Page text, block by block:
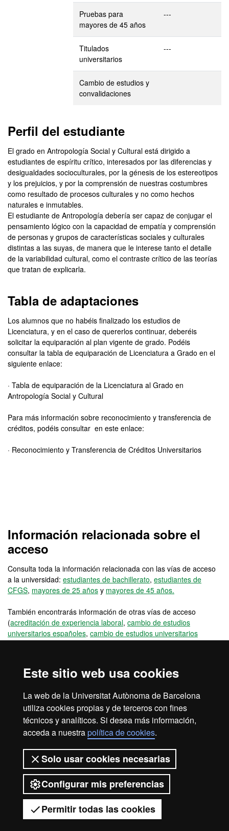
Este sitio web usa cookies
La web de la Universitat Autònoma de Barcelona
utiliza cookies propias y de terceros con fines
técnicos y analíticos. Si desea más información,
acceda a nuestrapolítica de cookies.
Solo usar cookies necesarias
Configurar mis preferencias
Permitir todas las cookies
Tienes dudas?
Pruebas para
mayores de 45 años
---
Titulados
universitarios
---
Cambio de estudios y
convalidaciones
Perfil del estudiante
El grado en Antropología Social y Cultural está dirigido a
estudiantes de espíritu crítico, interesados por las diferencias y
desigualdades socioculturales, por la génesis de los estereotipos
y los prejuicios, y por la comprensión de nuestras costumbres
como resultado de procesos culturales y no como hechos
naturales e inmutables.
El estudiante de Antropología debería ser capaz de conjugar el
pensamiento lógico con la capacidad de empatía y comprensión
de personas y grupos de características sociales y culturales
distintas a las suyas, de manera que le interese tanto el detalle
de la variabilidad cultural, como el contraste crítico de las teorías
que tratan de explicarla.
Tabla de adaptaciones
Los alumnos que no habéis finalizado los estudios de
Licenciatura, y en el caso de quererlos continuar, deberéis
solicitar la equiparación al plan vigente de grado. Podéis
consultar la tabla de equiparación de Licenciatura a Grado en el
siguiente enlace:
· Tabla de equiparación de la Licenciatura al Grado en
Antropología Social y Cultural
Para más información sobre reconocimiento y transferencia de
créditos, podéis consultar en este enlace:
· Reconocimiento y Transferencia de Créditos Universitarios
Información relacionada sobre el
acceso
Consulta toda la información relacionada con las vías de acceso
a la universidad: estudiantes de bachillerato, estudiantes de
CFGS, mayores de 25 años y mayores de 45 años.
También encontrarás información de otras vías de acceso
(acreditación de experiencia laboral, cambio de estudios
universitarios españoles, cambio de estudios universitarios
titulados (reincorporaciones,universitarios UE,universitarios no
Accesibilidad web
Mapa del web UAB
2026 Universitat Autònoma de
Barcelona